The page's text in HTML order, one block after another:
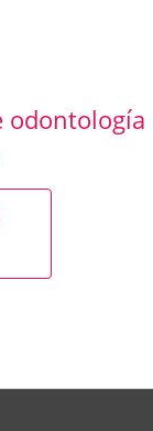
odontología